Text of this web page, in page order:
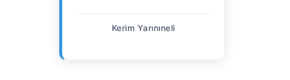
Kerim Yarınıneli